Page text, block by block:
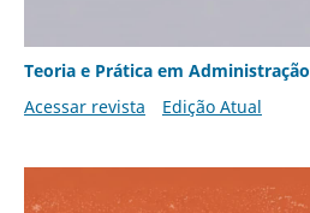
Teoria e Prática em Administração
Acessar revista
Edição Atual